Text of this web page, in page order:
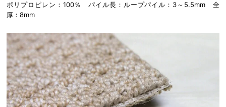
ポリプロピレン：100％ パイル長：ループパイル：3～5.5mm 全
厚：8mm